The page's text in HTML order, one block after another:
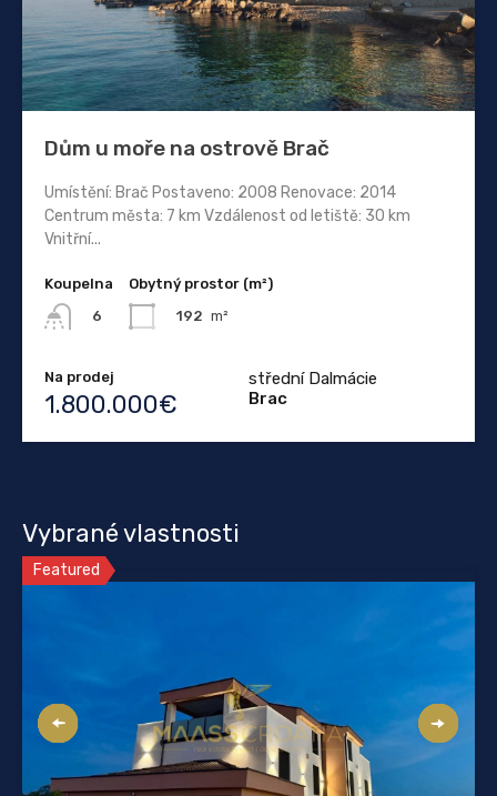
Dům u moře na ostrově Brač
Umístění: Brač Postaveno: 2008 Renovace: 2014
Centrum města: 7 km Vzdálenost od letiště: 30 km
Vnitřní...
Koupelna
6
Obytný prostor (m²)
192 m²
Na prodej
1.800.000€
střední Dalmácie
Brac
Vybrané vlastnosti
Featured